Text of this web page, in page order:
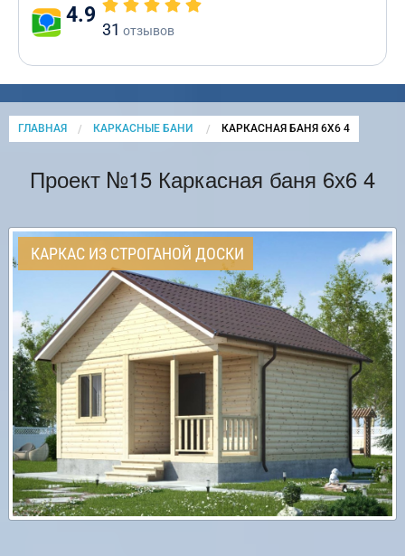
4.9
31 отзывов
ГЛАВНАЯ КАРКАСНЫЕ БАНИ CURRENT:
КАРКАСНАЯ БАНЯ 6Х6 4
Проект №15 Каркасная баня 6х6 4
КАРКАС ИЗ СТРОГАНОЙ ДОСКИ